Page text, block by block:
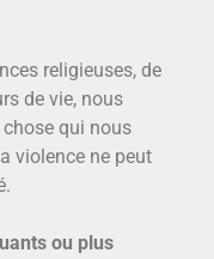
religieuses, de
de vie, nous
qui nous
violence ne peut
ou plus